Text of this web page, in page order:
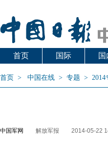
首页 国际 国
首页 > 中国在线 > 专题 > 2014
中国军网 解放军报 2014-05-22